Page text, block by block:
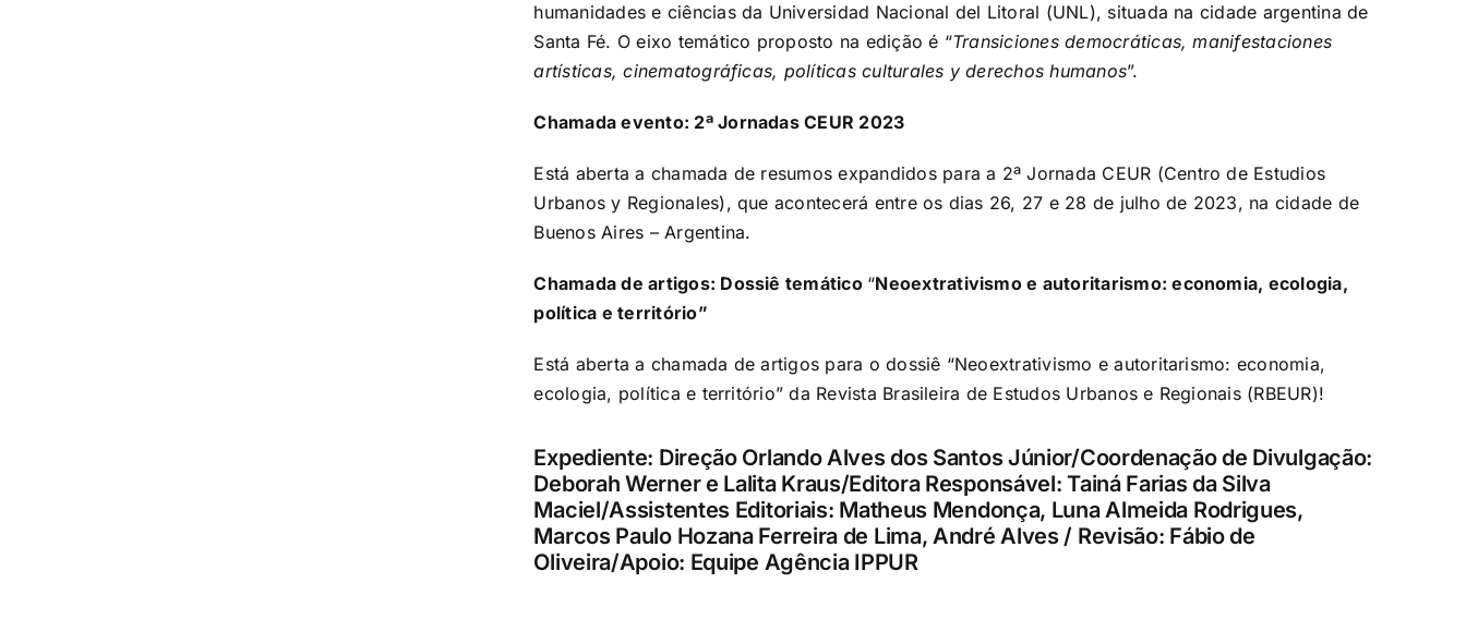
humanidades e ciências da Universidad Nacional del Litoral (UNL), situada na cidade argentina de
Santa Fé. O eixo temático proposto na edição é “Transiciones democráticas, manifestaciones
artísticas, cinematográficas, políticas culturales y derechos humanos”.
Chamada evento: 2ª Jornadas CEUR 2023
Está aberta a chamada de resumos expandidos para a 2ª Jornada CEUR (Centro de Estudios
Urbanos y Regionales), que acontecerá entre os dias 26, 27 e 28 de julho de 2023, na cidade de
Buenos Aires – Argentina.
Chamada de artigos: Dossiê temático “Neoextrativismo e autoritarismo: economia, ecologia,
política e território”
Está aberta a chamada de artigos para o dossiê “Neoextrativismo e autoritarismo: economia,
ecologia, política e território” da Revista Brasileira de Estudos Urbanos e Regionais (RBEUR)!
Expediente: Direção Orlando Alves dos Santos Júnior/Coordenação de Divulgação:
Deborah Werner e Lalita Kraus/Editora Responsável: Tainá Farias da Silva
Maciel/Assistentes Editoriais: Matheus Mendonça, Luna Almeida Rodrigues,
Marcos Paulo Hozana Ferreira de Lima, André Alves / Revisão: Fábio de
Oliveira/Apoio: Equipe Agência IPPUR